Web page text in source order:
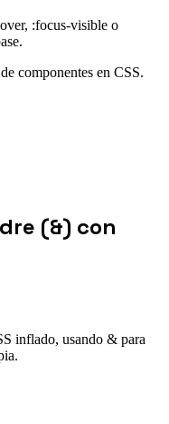
:focus-visible o
componentes en CSS.
(&) con
inflado, usando & para